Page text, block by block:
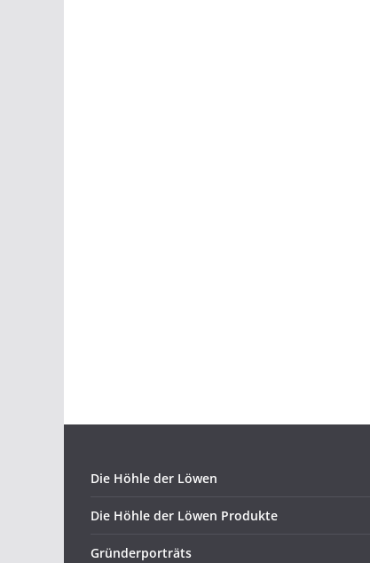
Die Höhle der Löwen
Die Höhle der Löwen Produkte
Gründerporträts